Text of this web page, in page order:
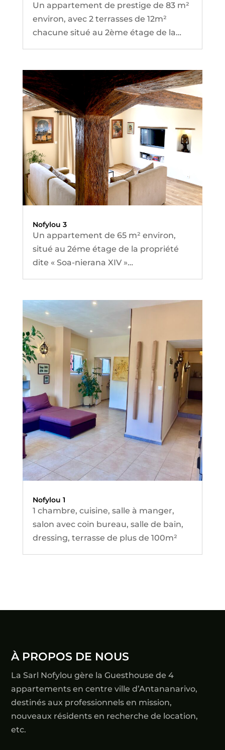
Un appartement de prestige de 83 m²
environ, avec 2 terrasses de 12m²
chacune situé au 2ème étage de la
botanique de Faravohitra et vous offre
une vue panoramique sur la ville
d’Antananarivo, tout en étant en
centre ville.
Il a été réalisé en Octobre 2024.
Nofylou 3
Un appartement de 65 m² environ,
situé au 2éme étage de la propriété
dite « Soa-nierana XIV »
Nofylou 1
1 chambre, cuisine, salle à manger,
salon avec coin bureau, salle de bain,
dressing, terrasse de plus de 100m²
À PROPOS DE NOUS
La Sarl Nofylou gère la Guesthouse de 4
appartements en centre ville d’Antananarivo,
destinés aux professionnels en mission,
nouveaux résidents en recherche de location,
etc.